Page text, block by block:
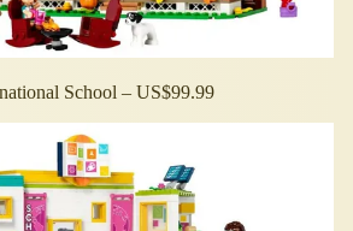
School – US$99.99